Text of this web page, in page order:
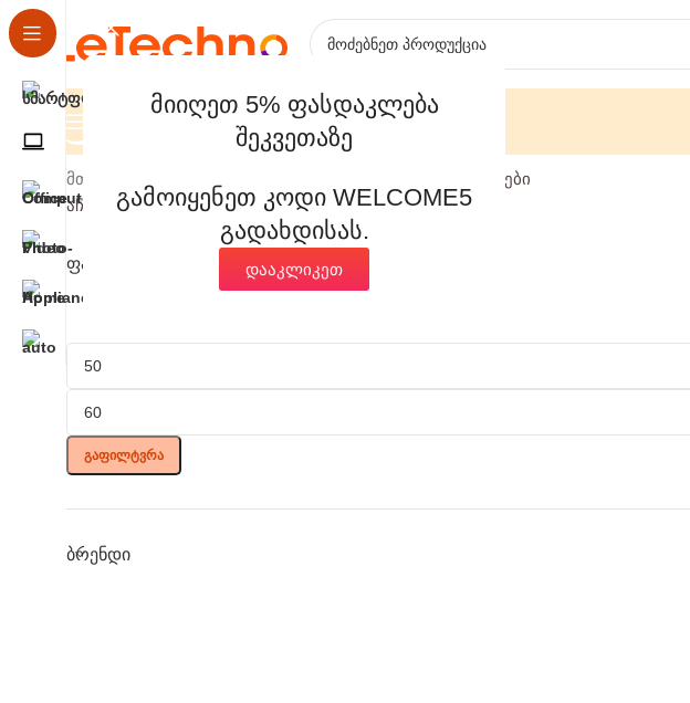
მიიღეთ 5% ფასდაკლება
შეკვეთაზე
გამოიყენეთ კოდი WELCOME5
გადახდისას.
დააკლიკეთ
მთავარი
გაგრილების სისტემები
აჩვენებს %d შედეგს
Ფასის Ფილტრი
Გაფილტვრა
Ბრენდი